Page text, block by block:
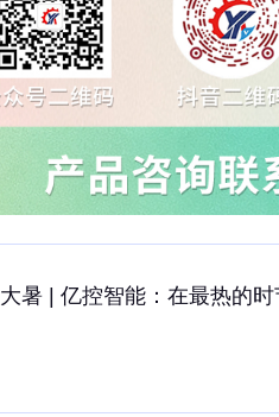
大暑 | 亿控智能：在最热的时